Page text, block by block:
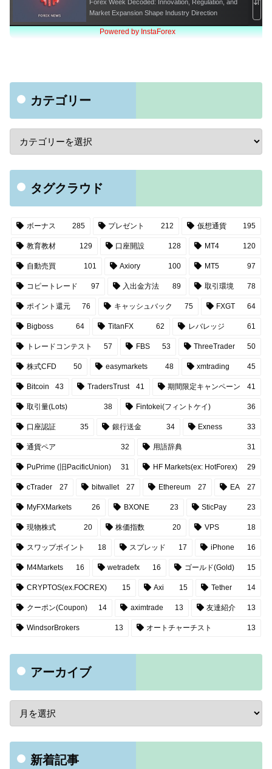
カテゴリー
タグクラウド
ボーナス 285 プレゼント 212 仮想通貨 195
教育教材 129 口座開設 128 MT4 120
自動売買 101 Axiory 100 MT5 97
コピートレード 97 入出金方法 89 取引環境 78
ポイント還元 76 キャッシュバック 75 FXGT 64
Bigboss 64 TitanFX 62 レバレッジ 61
トレードコンテスト 57 FBS 53 ThreeTrader 50
株式CFD 50 easymarkets 48 xmtrading 45
Bitcoin 43 TradersTrust 41 期間限定キャンペーン 41
取引量(Lots) 38 Fintokei(フィントケイ) 36
口座認証 35 銀行送金 34 Exness 33
通貨ペア 32 用語辞典 31
PuPrime (旧PacificUnion) 31 HF Markets(ex: HotForex) 29
cTrader 27 bitwallet 27 Ethereum 27 EA 27
MyFXMarkets 26 BXONE 23 SticPay 23
現物株式 20 株価指数 20 VPS 18
スワップポイント 18 スプレッド 17 iPhone 16
M4Markets 16 wetradefx 16 ゴールド(Gold) 15
CRYPTOS(ex.FOCREX) 15 Axi 15 Tether 14
クーポン(Coupon) 14 aximtrade 13 友達紹介 13
WindsorBrokers 13 オートチャーチスト 13
アーカイブ
新着記事